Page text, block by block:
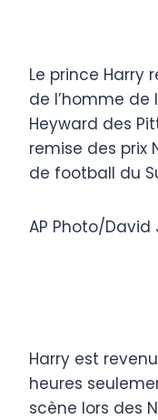
Le prince Harry
de l’homme de
Heyward des
remise des prix
de football du
AP Photo/David
Harry est
heures
scène lors des